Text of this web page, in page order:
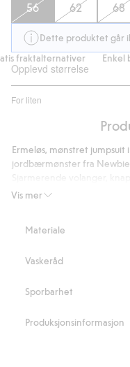
56 62 68
Dette produktet går
fraktalternativer
Enkel
Opplevd størrelse
For liten
av
18
stemmer
Vis mer
Ermeløs, mønstret
jordbærmønster fra
strikk i anklene for økt
Artikkelnummer
Materiale
Vaskeråd
Sporbarhet
Produksjonsinformasjon